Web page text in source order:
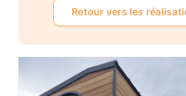
Retour vers les